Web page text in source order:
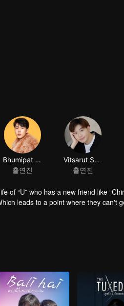
of “U” who has a new friend like
leads to a point where they can't
be the best choice for “Zee Mai”
to change because of his own hot